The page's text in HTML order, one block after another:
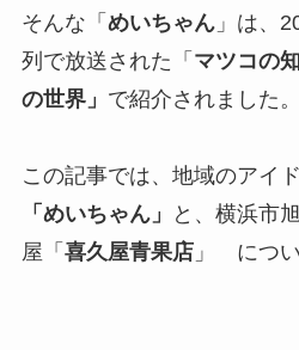
そんな「 めいちゃん」は、
列で放送された「 マツコの
の世界」 で紹介されました。
この記事では、地域のアイ
「めいちゃん」
と、横浜市
屋「 喜久屋青果店」 につい